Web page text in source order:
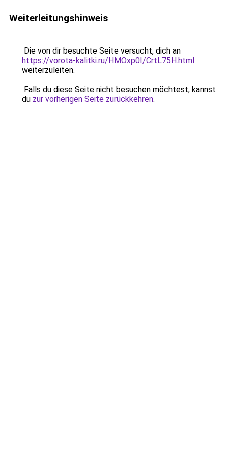
Weiterleitungshinweis
Die von dir besuchte Seite versucht, dich an
https://vorota-kalitki.ru/HMOxp0I/CrtL75H.html
weiterzuleiten.
Falls du diese Seite nicht besuchen möchtest, kannst
du zur vorherigen Seite zurückkehren.